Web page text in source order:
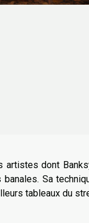
artistes dont
Sa
tableaux du